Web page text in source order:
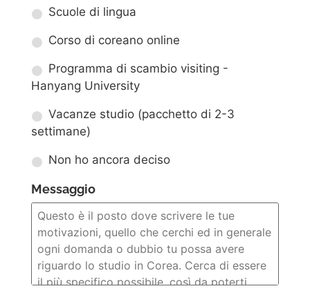
Scuole di lingua
Corso di coreano online
Programma di scambio visiting -
Hanyang University
Vacanze studio (pacchetto di 2-3
settimane)
Non ho ancora deciso
Messaggio